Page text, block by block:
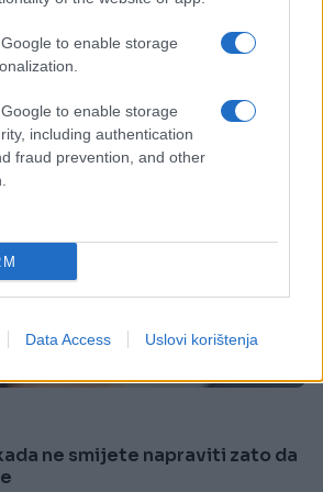
to enable storage
to enable storage
including authentication
fraud prevention, and other
Data Access Uslovi korištenja
ne smijete napraviti zato da